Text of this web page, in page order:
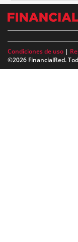
Condiciones de uso |
©2026 FinancialRed.